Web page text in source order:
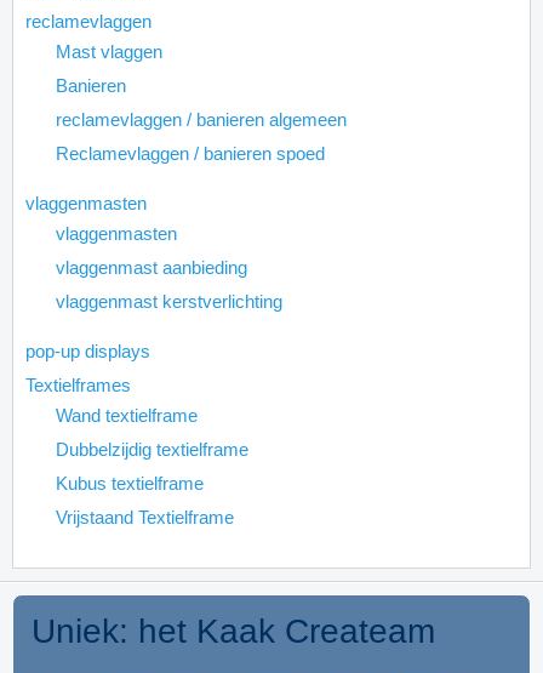
reclamevlaggen
Mast vlaggen
Banieren
reclamevlaggen / banieren algemeen
Reclamevlaggen / banieren spoed
vlaggenmasten
vlaggenmasten
vlaggenmast aanbieding
vlaggenmast kerstverlichting
pop-up displays
Textielframes
Wand textielframe
Dubbelzijdig textielframe
Kubus textielframe
Vrijstaand Textielframe
Uniek: het Kaak Createam